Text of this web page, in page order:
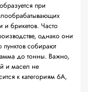
при
и брикетов. Часто
однако они
собирают
до тонны. Важно,
и масел не
к категориям 6А,